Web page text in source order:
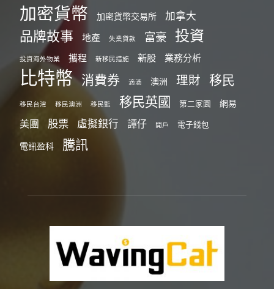
加密貨幣 加密貨幣交易所 加拿大
品牌故事 地產 失業貸款 富豪 投資
投資海外物業 攜程 新移民措施 新股 業務分析
比特幣 消費券 滴滴 澳洲 理財 移民
移民台灣 移民澳洲 移民監 移民英國 第二家園 網易
美團 股票 虛擬銀行 譚仔 開戶 電子錢包
電訊盈科 騰訊